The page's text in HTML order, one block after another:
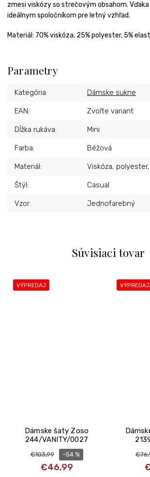
Súvisiaci tovar
VÝPREDAJ
Dámske šaty Zoso
244/VANITY/0027
€103,99
€46,99
–54 %
VÝPREDAJ
zmesi viskózy so strečovým obsahom.
ideálnym spoločníkom pre letný vzhľad.
Materiál: 70% viskóza, 25% polyester, 5%
Parametry
Kategória: Dámske sukne
EAN: Zvoľte variant
Dĺžka rukáva: Mini
Farba: Béžová
Materiál: Viskóza,
Štýl: Casual
Vzor: Jednofarebný